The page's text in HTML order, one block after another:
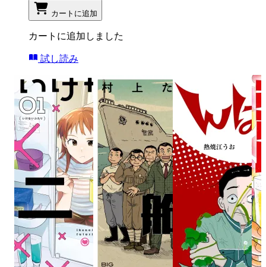
カートに追加
カートに追加しました
試し読み